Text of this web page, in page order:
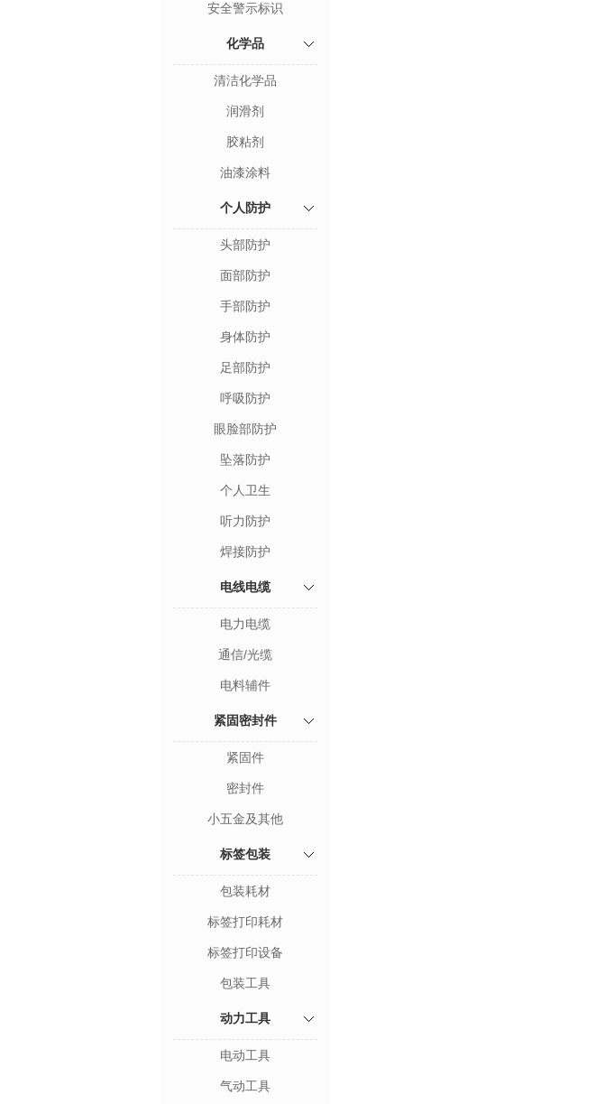
安全警示标识
化学品
清洁化学品
润滑剂
胶粘剂
油漆涂料
个人防护
头部防护
面部防护
手部防护
身体防护
足部防护
呼吸防护
眼脸部防护
坠落防护
个人卫生
听力防护
焊接防护
电线电缆
电力电缆
通信/光缆
电料辅件
紧固密封件
紧固件
密封件
小五金及其他
标签包装
包装耗材
标签打印耗材
标签打印设备
包装工具
动力工具
电动工具
气动工具